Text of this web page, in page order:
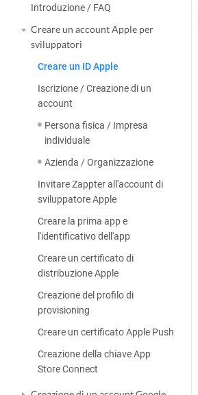
Introduzione / FAQ
Creare un account Apple per
sviluppatori
Creare un ID Apple
Iscrizione / Creazione di un
account
Persona fisica / Impresa
individuale
Azienda / Organizzazione
Invitare Zappter all'account di
sviluppatore Apple
Creare la prima app e
l'identificativo dell'app
Creare un certificato di
distribuzione Apple
Creazione del profilo di
provisioning
Creare un certificato Apple Push
Creazione della chiave App
Store Connect